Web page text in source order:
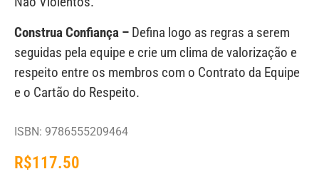
Construa Confiança – Defina logo as regras a serem
seguidas pela equipe e crie um clima de valorização e
respeito entre os membros com o Contrato da Equipe
e o Cartão do Respeito.
ISBN: 9786555209464
R$117.50